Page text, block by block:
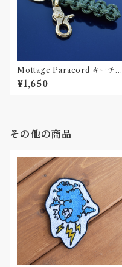
Mottage Paracord キーチェ
ーン 001
¥1,650
その他の商品